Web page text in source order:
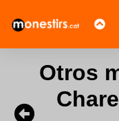
Otros